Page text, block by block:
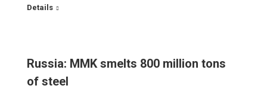
Details
Russia: MMK smelts 800 million tons
of steel